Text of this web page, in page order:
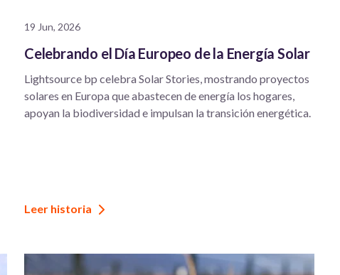
19 Jun, 2026
Celebrando el Día Europeo de la Energía Solar
Lightsource bp celebra Solar Stories, mostrando proyectos
solares en Europa que abastecen de energía los hogares,
apoyan la biodiversidad e impulsan la transición energética.
Leer historia